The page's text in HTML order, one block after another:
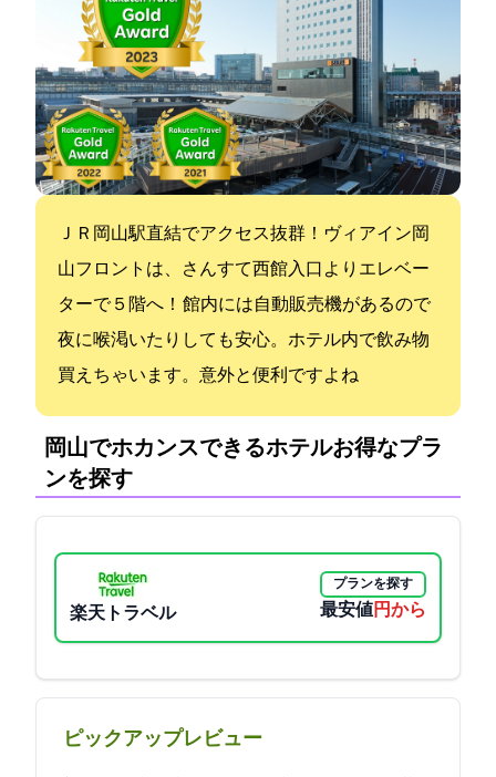
ＪＲ岡山駅直結でアクセス抜群！ヴィアイン岡
山フロントは、さんすて西館入口よりエレベー
ターで５階へ！ 館内には自動販売機があるので
夜に喉渇いたりしても安心。ホテル内で飲み物
買えちゃいます。意外と便利ですよね
岡山でホカンスできるホテル:お得なプラ
ンを探す
楽天トラベル
プランを探す
最安値3710円から
ピックアップレビュー